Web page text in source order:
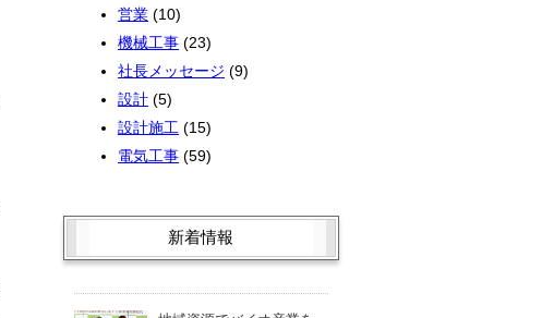
営業 (10)
機械工事 (23)
社長メッセージ (9)
設計 (5)
設計施工 (15)
電気工事 (59)
新着情報